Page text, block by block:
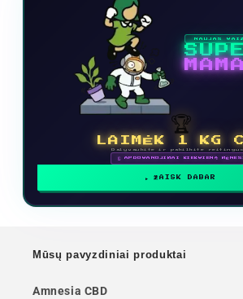
NAUJAS
🏆
LAIMĖK 1 KG
Dalyvaukite ir pakilkite
🗓 APDOVANOJIMAI KIEKVIENĄ
ŽAISK DABAR
Mūsų pavyzdiniai produktai
Amnesia CBD